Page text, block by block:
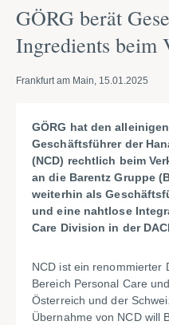
GÖRG berät
Ingredients beim
Frankfurt am Main, 15.01.2025
GÖRG hat den
Geschäftsführer der
(NCD) rechtlich beim
an die Barentz Gruppe
weiterhin als
und eine nahtlose
Care Division in der
NCD ist ein renommierter
Bereich Personal Care
Österreich und der
Übernahme von NCD will